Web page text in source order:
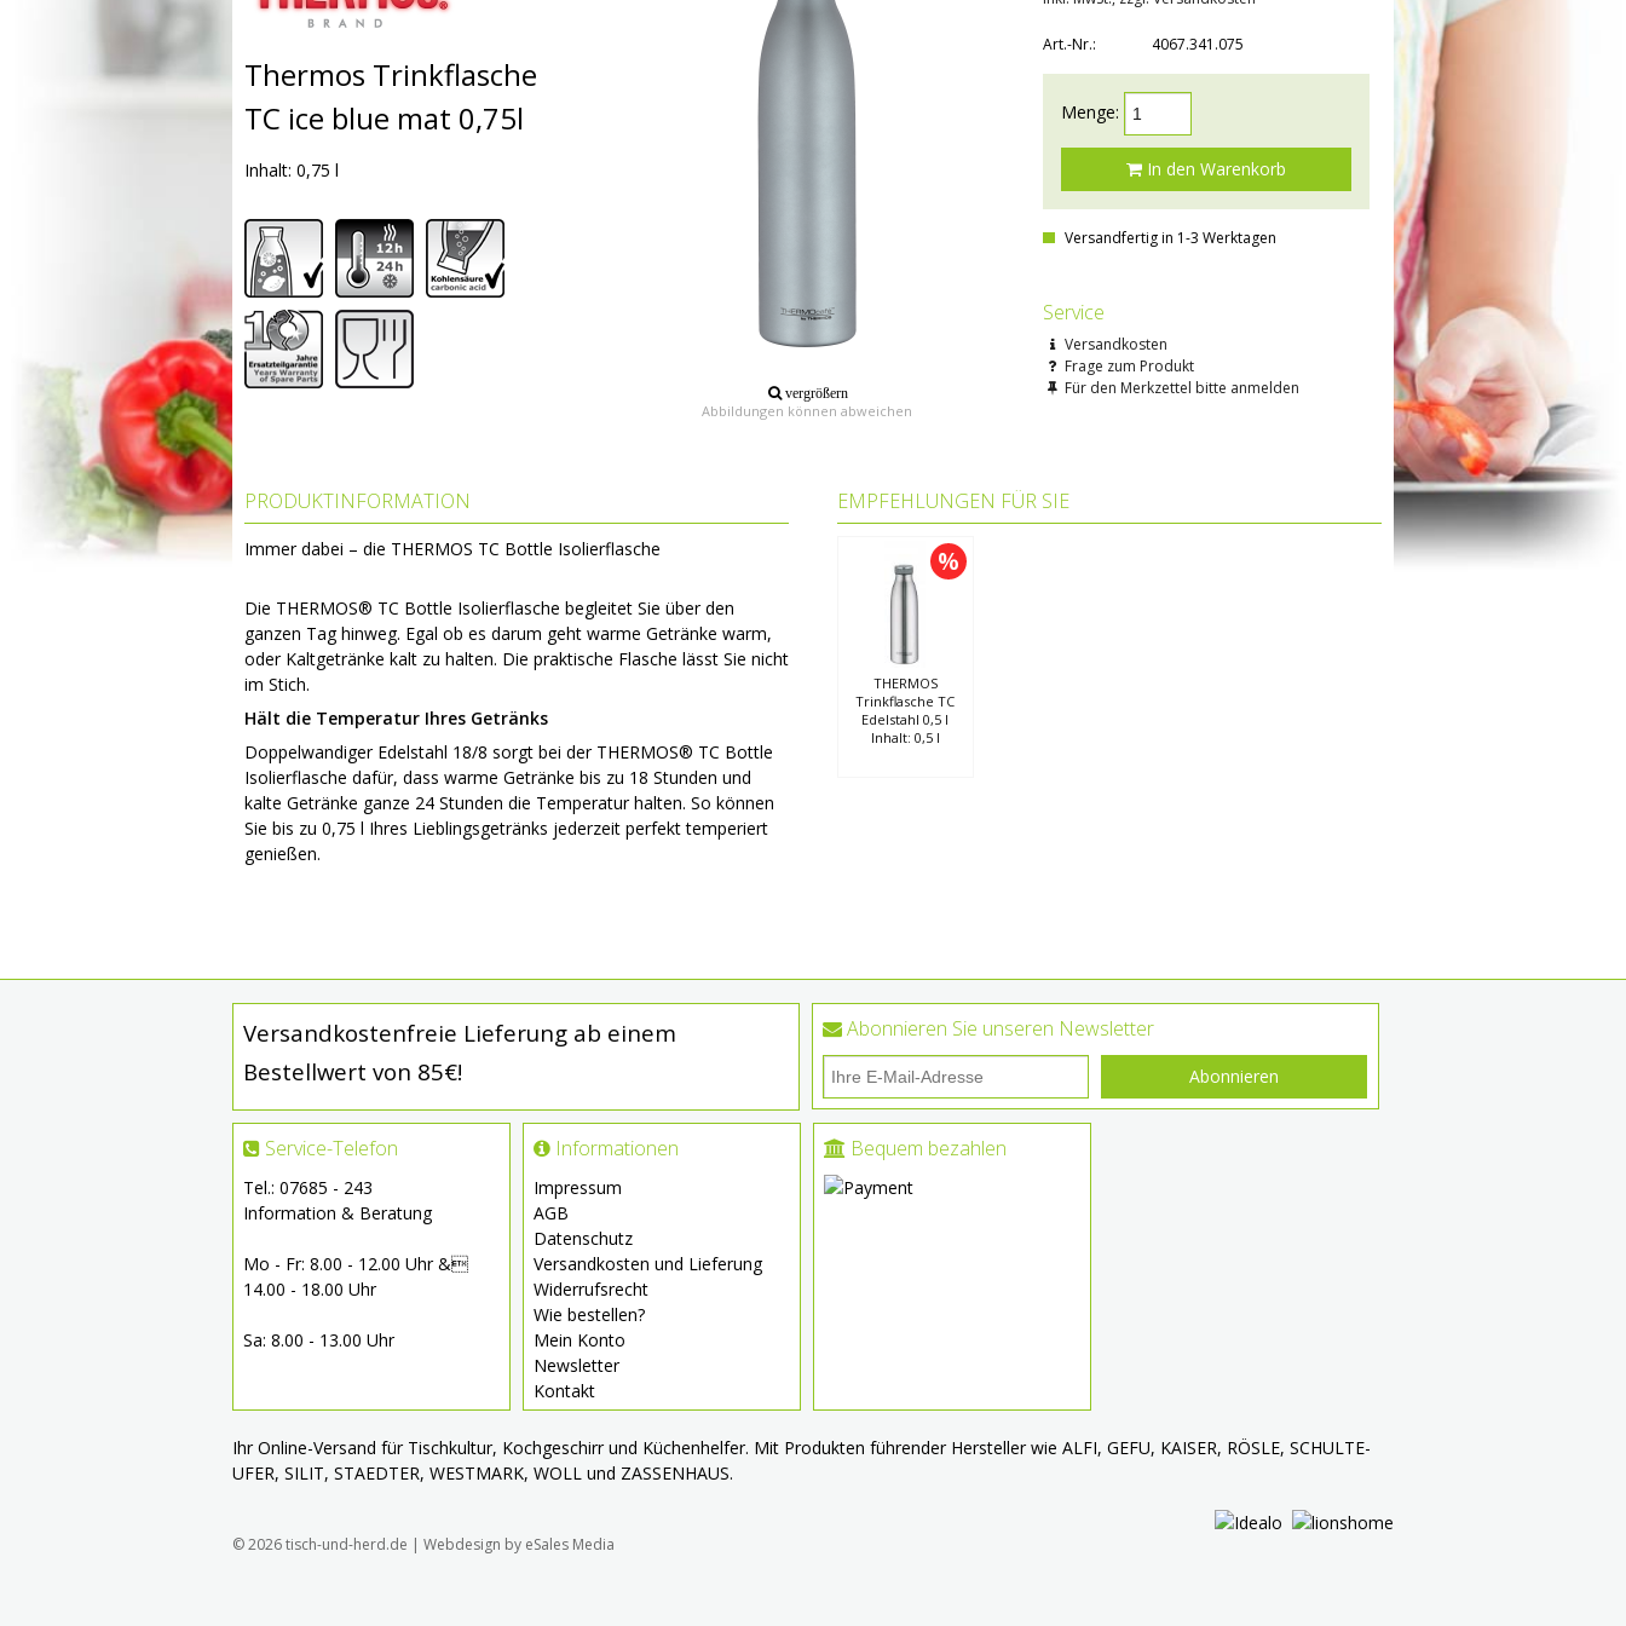
Thermos Trinkflasche
TC ice blue mat 0,75l
Inhalt: 0,75 l
vergrößern
Abbildungen können abweichen
Art.-Nr.: 4067.341.075
Menge:
In den Warenkorb
Versandfertig in 1-3 Werktagen
Service
Versandkosten
Frage zum Produkt
Für den Merkzettel bitte anmelden
PRODUKTINFORMATION
Immer dabei – die THERMOS TC Bottle Isolierflasche
Die THERMOS® TC Bottle Isolierflasche begleitet Sie über den
ganzen Tag hinweg. Egal ob es darum geht warme Getränke warm,
oder Kaltgetränke kalt zu halten. Die praktische Flasche lässt Sie nicht
im Stich.
Hält die Temperatur Ihres Getränks
Doppelwandiger Edelstahl 18/8 sorgt bei der THERMOS® TC Bottle
Isolierflasche dafür, dass warme Getränke bis zu 18 Stunden und
kalte Getränke ganze 24 Stunden die Temperatur halten. So können
Sie bis zu 0,75 l Ihres Lieblingsgetränks jederzeit perfekt temperiert
genießen.
EMPFEHLUNGEN FÜR SIE
%
THERMOS
Trinkflasche TC
Edelstahl 0,5 l
Inhalt: 0,5 l
Versandkostenfreie Lieferung ab einem
Bestellwert von 85€!
Abonnieren Sie unseren Newsletter
Abonnieren
Service-Telefon
Tel.: 07685 - 243
Information & Beratung
Mo - Fr: 8.00 - 12.00 Uhr &
14.00 - 18.00 Uhr
Sa: 8.00 - 13.00 Uhr
Informationen
Impressum
AGB
Datenschutz
Versandkosten und Lieferung
Widerrufsrecht
Wie bestellen?
Mein Konto
Newsletter
Kontakt
Bequem bezahlen
Ihr Online-Versand für Tischkultur, Kochgeschirr und Küchenhelfer. Mit Produkten führender Hersteller wie ALFI, GEFU, KAISER, RÖSLE, SCHULTE-
UFER, SILIT, STAEDTER, WESTMARK, WOLL und ZASSENHAUS.
© 2026 tisch-und-herd.de | Webdesign by eSales Media